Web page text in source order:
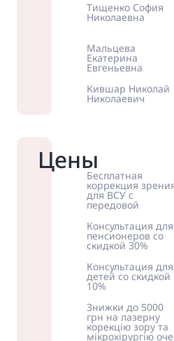
Тищенко София
Николаевна
Мальцева
Екатерина
Евгеньевна
Кившар Николай
Николаевич
Цены
Бесплатная
коррекция
для ВСУ с
передовой
Консультация для
пенсионеров со
скидкой 30%
Консультация для
детей со скидкой
10%
Знижки до 5000
грн на лазерну
корекцію зору та
мікрохірургію